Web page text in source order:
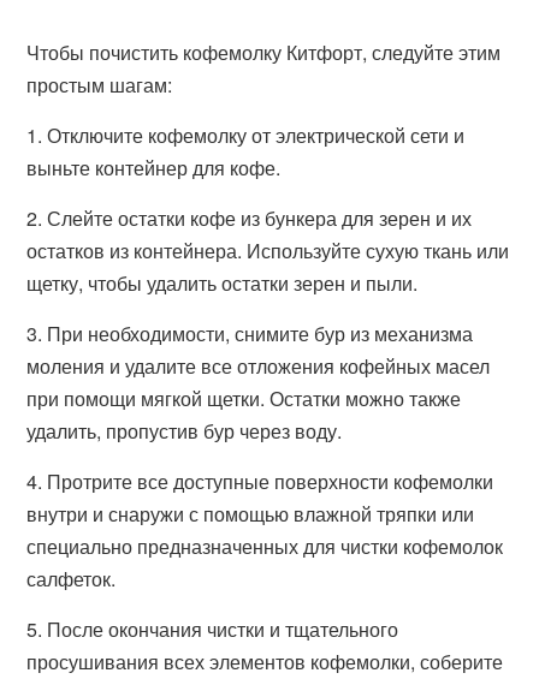
Чтобы почистить кофемолку Китфорт, следуйте этим
простым шагам:
1. Отключите кофемолку от электрической сети и
выньте контейнер для кофе.
2. Слейте остатки кофе из бункера для зерен и их
остатков из контейнера. Используйте сухую ткань или
щетку, чтобы удалить остатки зерен и пыли.
3. При необходимости, снимите бур из механизма
моления и удалите все отложения кофейных масел
при помощи мягкой щетки. Остатки можно также
удалить, пропустив бур через воду.
4. Протрите все доступные поверхности кофемолки
внутри и снаружи с помощью влажной тряпки или
специально предназначенных для чистки кофемолок
салфеток.
5. После окончания чистки и тщательного
просушивания всех элементов кофемолки, соберите